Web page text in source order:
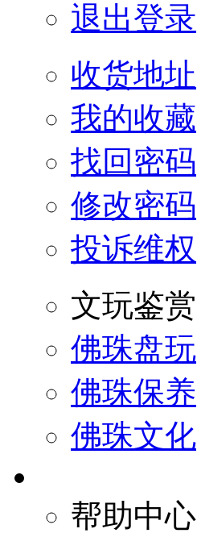
退出登录
收货地址
我的收藏
找回密码
修改密码
投诉维权
文玩鉴赏
佛珠盘玩
佛珠保养
佛珠文化
帮助中心